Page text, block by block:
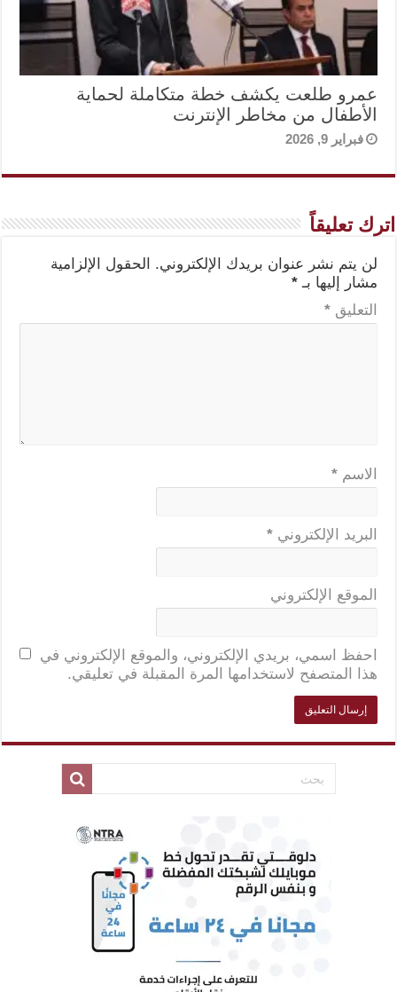
عمرو طلعت يكشف خطة متكاملة لحماية
الأطفال من مخاطر الإنترنت
فبراير 9, 2026
اترك تعليقاً
لن يتم نشر عنوان بريدك الإلكتروني.
الحقول الإلزامية
مشار إليها بـ *
التعليق *
الاسم *
البريد الإلكتروني *
الموقع الإلكتروني
احفظ اسمي، بريدي الإلكتروني، والموقع الإلكتروني في
هذا المتصفح لاستخدامها المرة المقبلة في تعليقي.